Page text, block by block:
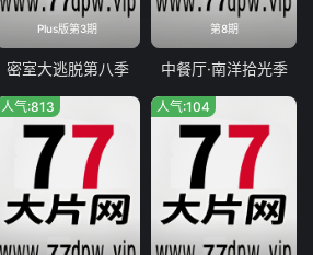
Plus版第3期
密室大逃脱第八季
第8期
中餐厅·南洋拾光季
人气:813 人气:104